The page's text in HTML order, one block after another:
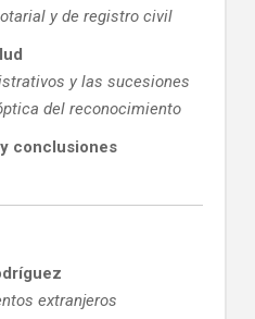
y de registro civil
y las sucesiones
del reconocimiento
conclusiones
extranjeros